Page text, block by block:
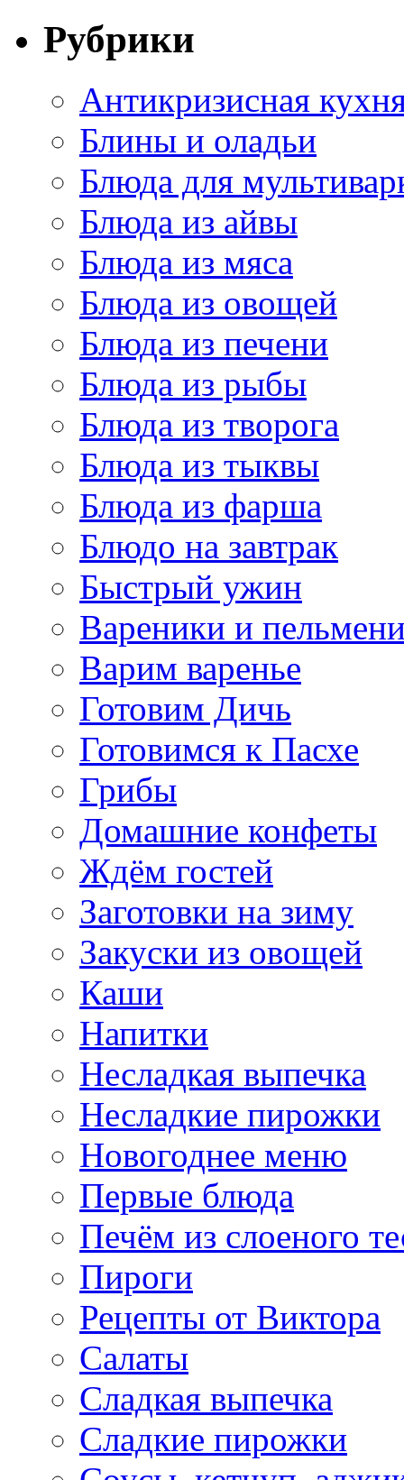
Рубрики
Антикризисная
Блины и оладьи
Блюда для
Блюда из айвы
Блюда из мяса
Блюда из овощей
Блюда из печени
Блюда из рыбы
Блюда из творога
Блюда из тыквы
Блюда из фарша
Блюдо на завтрак
Быстрый ужин
Вареники и
Варим варенье
Готовим Дичь
Готовимся к Пасхе
Грибы
Домашние конфеты
Ждём гостей
Заготовки на зиму
Закуски из овощей
Каши
Напитки
Несладкая выпечка
Несладкие пирожки
Новогоднее меню
Первые блюда
Печём из слоеного
Пироги
Рецепты от Виктора
Салаты
Сладкая выпечка
Сладкие пирожки